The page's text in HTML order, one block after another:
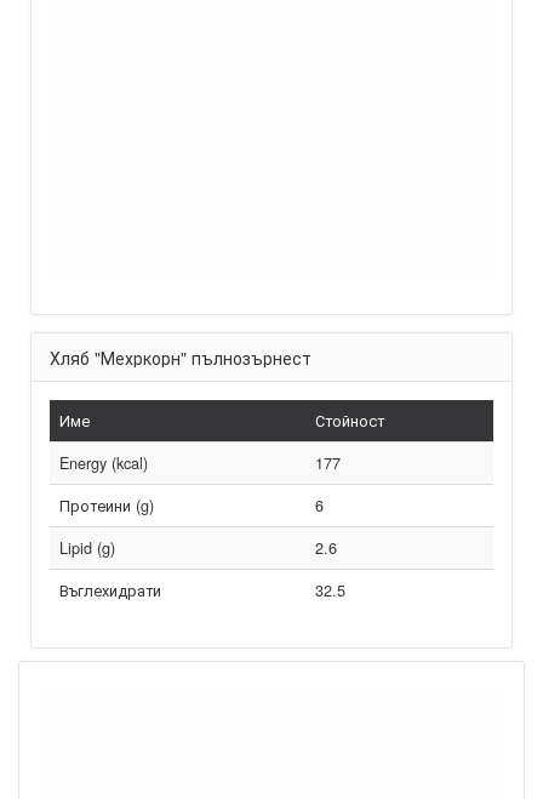
Хляб "Мехркорн" пълнозърнест
Име
Стойност
Energy (kcal)
177
Протеини (g)
6
Lipid (g)
2.6
Въглехидрати
32.5